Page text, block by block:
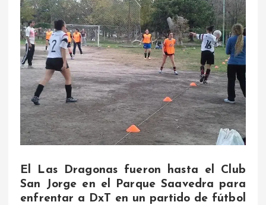
El Las Dragonas fueron hasta el Club
San Jorge en el Parque Saavedra para
enfrentar a DxT en un partido de fútbol